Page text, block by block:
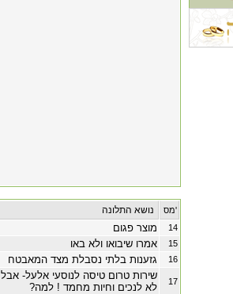
מס'
מוצר פגום 14
אמרו שיבואו ולא באו 15
גזענות בלתי נסבלת מצד המאבטח 16
שירות טרום טיסה לנוסעי אלעל- אבל
לא לנכים וחיות מחמד ! למה?
17